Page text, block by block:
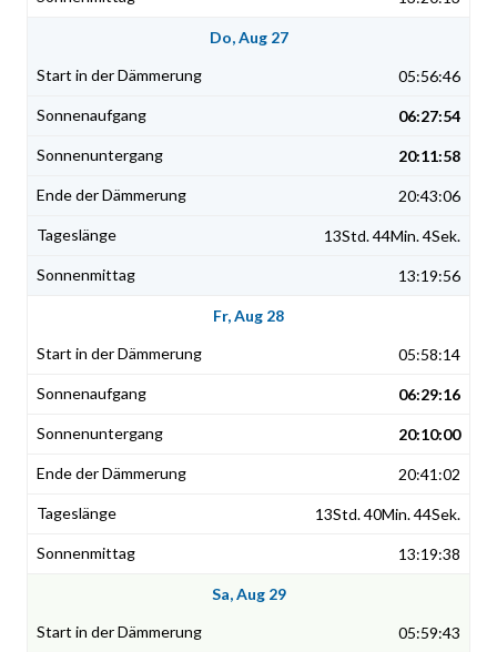
Do, Aug 27
05:56:46
06:27:54
20:11:58
20:43:06
13Std. 44Min. 4Sek.
13:19:56
Fr, Aug 28
05:58:14
06:29:16
20:10:00
20:41:02
13Std. 40Min. 44Sek.
13:19:38
Sa, Aug 29
05:59:43